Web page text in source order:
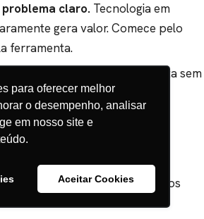
para oferecer melhor
o desempenho, analisar
em nosso site e
Aceitar Cookies
problema claro. Tecnologia em
gera valor. Comece pelo
ferramenta.
Dar acesso a uma ferramenta sem
ao abandono rápido.
nas respostas.
e a confiança se perde.
Inserir informação
é um risco real à empresa e aos